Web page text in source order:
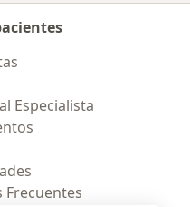
Especialista
Frecuentes